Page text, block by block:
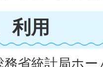
利用
省統計局ホ